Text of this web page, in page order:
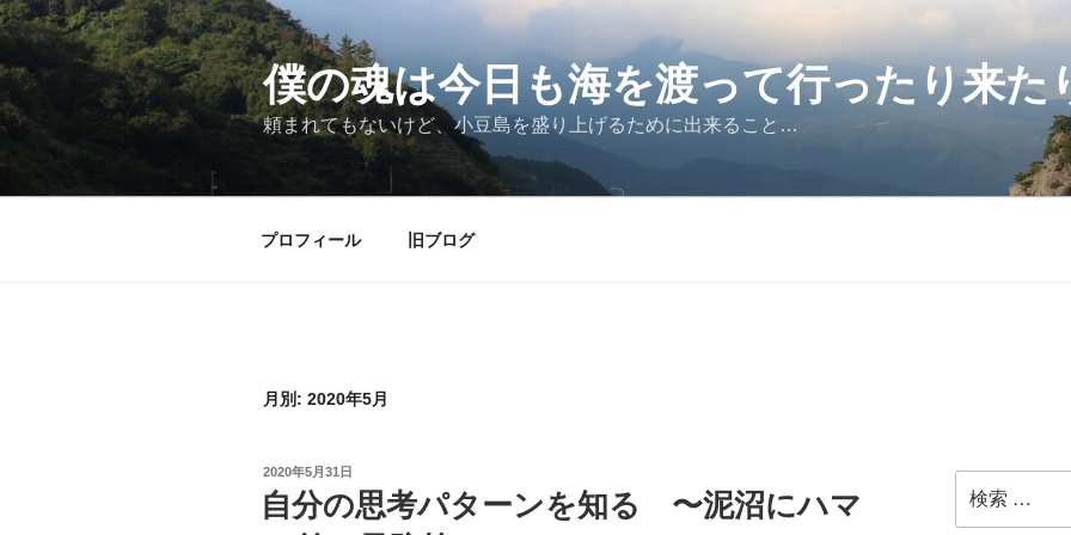
僕の魂は今日も海を渡って行ったり来た
頼まれてもないけど、小豆島を盛り上げるために出来ること…
プロフィール 旧ブログ
月別: 2020年5月
2020年5月31日
自分の思考パターンを知る 〜泥沼にハマ